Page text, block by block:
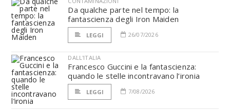
Da qualche parte nel tempo: la
fantascienza degli Iron Maiden
LEGGI 26/07/2026
DALL'ITALIA
Francesco Guccini e la fantascienza:
quando le stelle incontravano l’ironia
LEGGI 7/08/2026